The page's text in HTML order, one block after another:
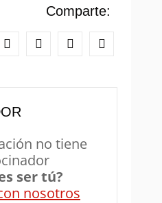
no tiene
ser tú?
nosotros
Comparte: